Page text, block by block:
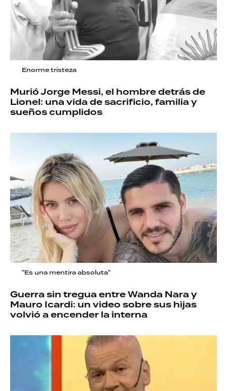
Enorme tristeza
Murió Jorge Messi, el hombre detrás de
Lionel: una vida de sacrificio, familia y
sueños cumplidos
"Es una mentira absoluta"
Guerra sin tregua entre Wanda Nara y
Mauro Icardi: un video sobre sus hijas
volvió a encender la interna